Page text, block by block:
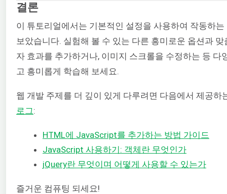
결론
이 튜토리얼에서는 기본적인 설정을 사용하여 작동하
보았습니다. 실험해 볼 수 있는 다른 흥미로운 옵션과
자 효과를 추가하거나, 이미지 스크롤을 수정하는 등 다
고 흥미롭게 학습해 보세요.
웹 개발 주제를 더 깊이 있게 다루려면 다음에서 제공
로그:
HTML에 JavaScript를 추가하는 방법 가이드
JavaScript 사용하기: 객체란 무엇인가
jQuery란 무엇이며 어떻게 사용할 수 있는가
즐거운 컴퓨팅 되세요!